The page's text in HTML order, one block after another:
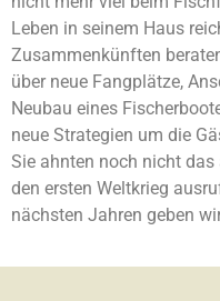
Leben in seinem Haus
Zusammenkünften
über neue Fangplätze,
Neubau eines
neue Strategien um die
Sie ahnten noch nicht
den ersten Weltkrieg
nächsten Jahren geben